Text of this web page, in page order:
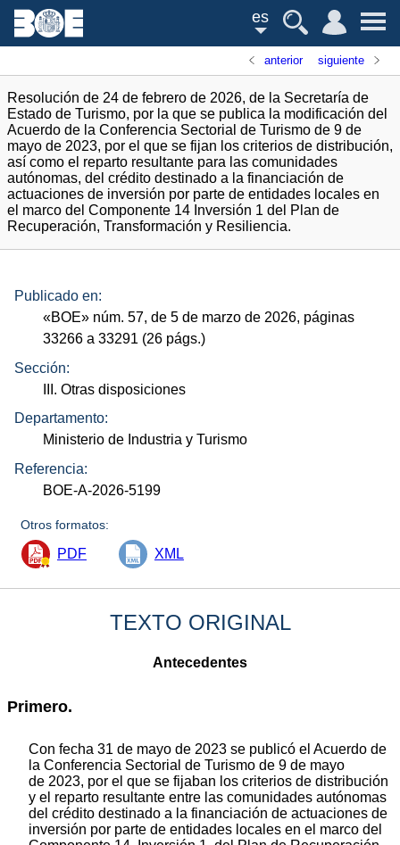
es
anterior siguiente
Resolución de 24 de febrero de 2026, de la Secretaría de
Estado de Turismo, por la que se publica la modificación del
Acuerdo de la Conferencia Sectorial de Turismo de 9 de
mayo de 2023, por el que se fijan los criterios de distribución,
así como el reparto resultante para las comunidades
autónomas, del crédito destinado a la financiación de
actuaciones de inversión por parte de entidades locales en
el marco del Componente 14 Inversión 1 del Plan de
Recuperación, Transformación y Resiliencia.
Publicado en:
«BOE» núm. 57, de 5 de marzo de 2026, páginas
33266 a 33291 (26 págs.)
Sección:
III. Otras disposiciones
Departamento:
Ministerio de Industria y Turismo
Referencia:
BOE-A-2026-5199
Otros formatos:
PDF XML
TEXTO ORIGINAL
Antecedentes
Primero.
Con fecha 31 de mayo de 2023 se publicó el Acuerdo de
la Conferencia Sectorial de Turismo de 9 de mayo
de 2023, por el que se fijaban los criterios de distribución
y el reparto resultante entre las comunidades autónomas
del crédito destinado a la financiación de actuaciones de
inversión por parte de entidades locales en el marco del